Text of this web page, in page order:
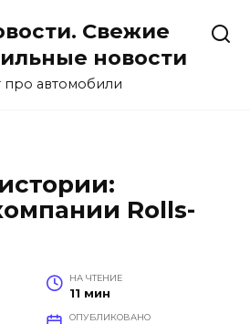
Свежие
новости
про автомобили
Rolls-
НА ЧТЕНИЕ
11 мин
ОПУБЛИКОВАНО